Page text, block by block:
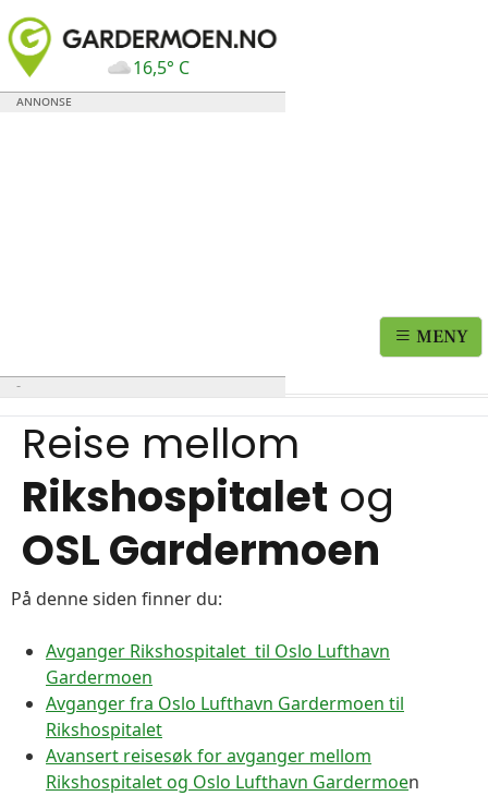
16,5° C
MENY
Reise mellom
Rikshospitalet og
OSL Gardermoen
På denne siden finner du:
Avganger Rikshospitalet til Oslo Lufthavn
Gardermoen
Avganger fra Oslo Lufthavn Gardermoen til
Rikshospitalet
Avansert reisesøk for avganger mellom
Rikshospitalet og Oslo Lufthavn Gardermoen